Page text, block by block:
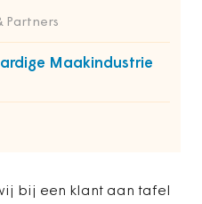
Partners
Maakindustrie
bij een klant aan tafel